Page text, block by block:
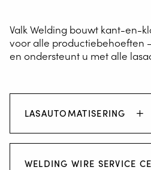
Valk Welding bouwt kant-en-
voor alle productiebehoeften
en ondersteunt u met alle
LASAUTOMATISERING
WELDING WIRE SERVICE